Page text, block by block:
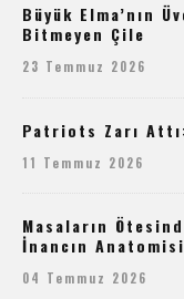
Büyük Elma’nın
Bitmeyen Çile
23 Temmuz 2026
Patriots Zarı
11 Temmuz 2026
Masaların
İnancın Anatomisi
04 Temmuz 2026